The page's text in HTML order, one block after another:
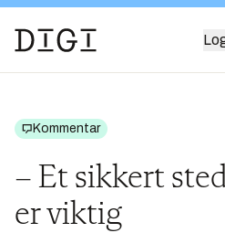
Kommentar
– Et sikkert
er viktig